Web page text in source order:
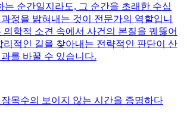
는 순간일지라도, 그 순간을 초래한 수십
정을 밝혀내는 것이 전문가의 역할입니
의학적 소견 속에서 사건의 본질을 꿰뚫어
리적인 길을 찾아내는 전략적인 판단이 산
를 바꿀 수 있습니다.
목수의 보이지 않는 시간을 증명하다